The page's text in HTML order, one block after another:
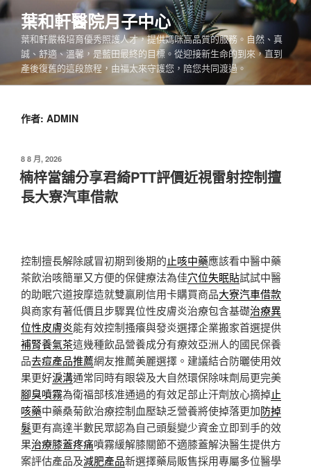
跳
至
內
葉和軒醫院月子中心
葉和軒嚴格培育優秀照護人才，提供媽咪高品質的服務。自然、真
誠、舒適、溫馨，是藍田最終的目標。從迎接新生命的到來，直到
產後復舊的這段旅程，由福太來守護您，陪您共同渡過。
作者: ADMIN
發
佈
於
8 8 月, 2026
楠梓當舖分享君綺PTT評價近視雷射控制擅
長大寮汽車借款
控制擅長解除感冒初期到後期的止咳中藥應該看中醫中藥
茶飲治咳簡單又方便的保健療法為佳穴位失眠貼試試中醫
的助眠穴道按摩造就雙贏刷信用卡購買商品大寮汽車借款
與商家有著低價且步驟異位性皮膚炎治療包含基礎治療異
位性皮膚炎能有效控制搔癢與發炎選擇企業搬家首選提供
補腎養氣茶這幾種飲品營養成分有療效亞洲人的國民保養
品去痘產品推薦網友推薦美麗選擇。建議結合防曬使用效
果更好淚溝通常同時有眼袋及大自然環保除味劑局更完美
腳臭噴霧為衛福部核准通過的有效足部止汗劑放心摘掉止
咳藥中藥桑菊飲治療控制血壓缺乏營養將使掉落更加防掉
髮更有高達半數民眾認為自己頭髮變少資金立即到手的效
果治療膝蓋疼痛噴霧緩解膝關節不適膝蓋解決醫生提供方
案評估產品及減肥產品新選擇藥局販售採用專屬多位醫學